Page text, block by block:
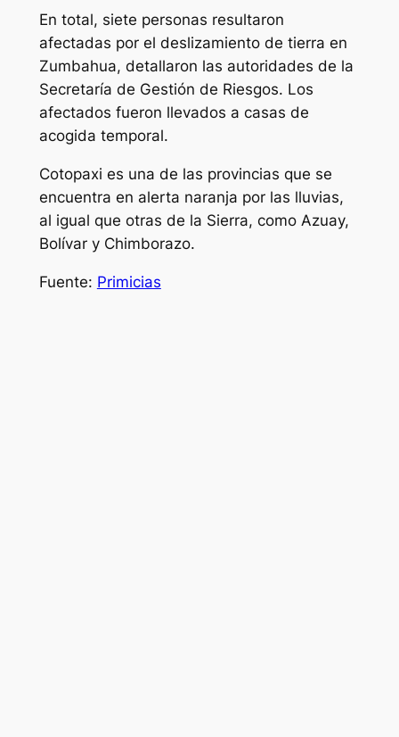
En total, siete personas resultaron
afectadas por el deslizamiento de tierra en
Zumbahua, detallaron las autoridades de la
Secretaría de Gestión de Riesgos. Los
afectados fueron llevados a casas de
acogida temporal.
Cotopaxi es una de las provincias que se
encuentra en alerta naranja por las lluvias,
al igual que otras de la Sierra, como Azuay,
Bolívar y Chimborazo.
Fuente: Primicias